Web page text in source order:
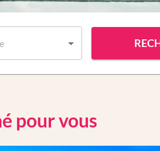
pour vous